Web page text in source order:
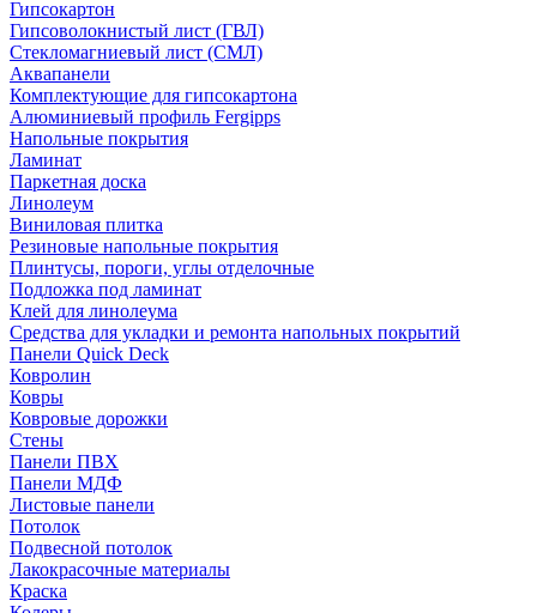
Гипсокартон
Гипсоволокнистый лист (ГВЛ)
Стекломагниевый лист (СМЛ)
Аквапанели
Комплектующие для гипсокартона
Алюминиевый профиль Fergipps
Напольные покрытия
Ламинат
Паркетная доска
Линолеум
Виниловая плитка
Резиновые напольные покрытия
Плинтусы, пороги, углы отделочные
Подложка под ламинат
Клей для линолеума
Средства для укладки и ремонта напольных покрытий
Панели Quick Deck
Ковролин
Ковры
Ковровые дорожки
Стены
Панели ПВХ
Панели МДФ
Листовые панели
Потолок
Подвесной потолок
Лакокрасочные материалы
Краска